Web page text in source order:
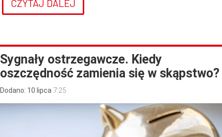
CZYTAJ DALEJ
Sygnały ostrzegawcze. Kiedy
oszczędność zamienia się w skąpstwo?
Dodano: 10 lipca 7:25